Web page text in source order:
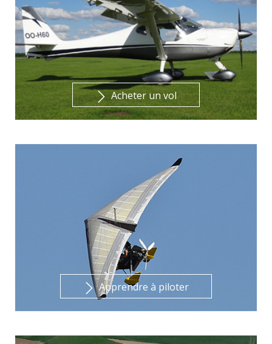
Acheter un vol
Apprendre à piloter